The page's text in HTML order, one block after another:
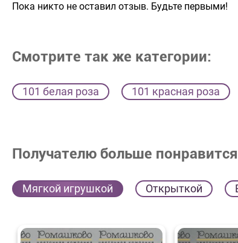
Пока никто не оставил отзыв. Будьте первыми!
Смотрите так же категории:
101 белая роза 101 красная роза
Получателю больше
Мягкой игрушкой Открыткой